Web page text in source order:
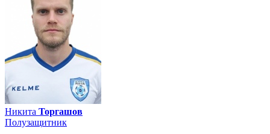
Никита Торгашов
Полузащитник